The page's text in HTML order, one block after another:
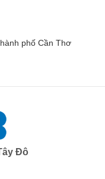
phố Cần Thơ
Đô